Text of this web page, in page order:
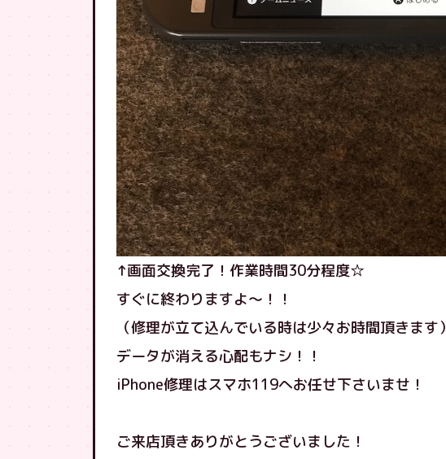
↑画面交換完了！作業時間30分程度☆
すぐに終わりますよ〜！！
（修理が立て込んでいる時は少々お時間頂きます）
データが消える心配もナシ！！
iPhone修理はスマホ119へお任せ下さいませ！
ご来店頂きありがとうございました！